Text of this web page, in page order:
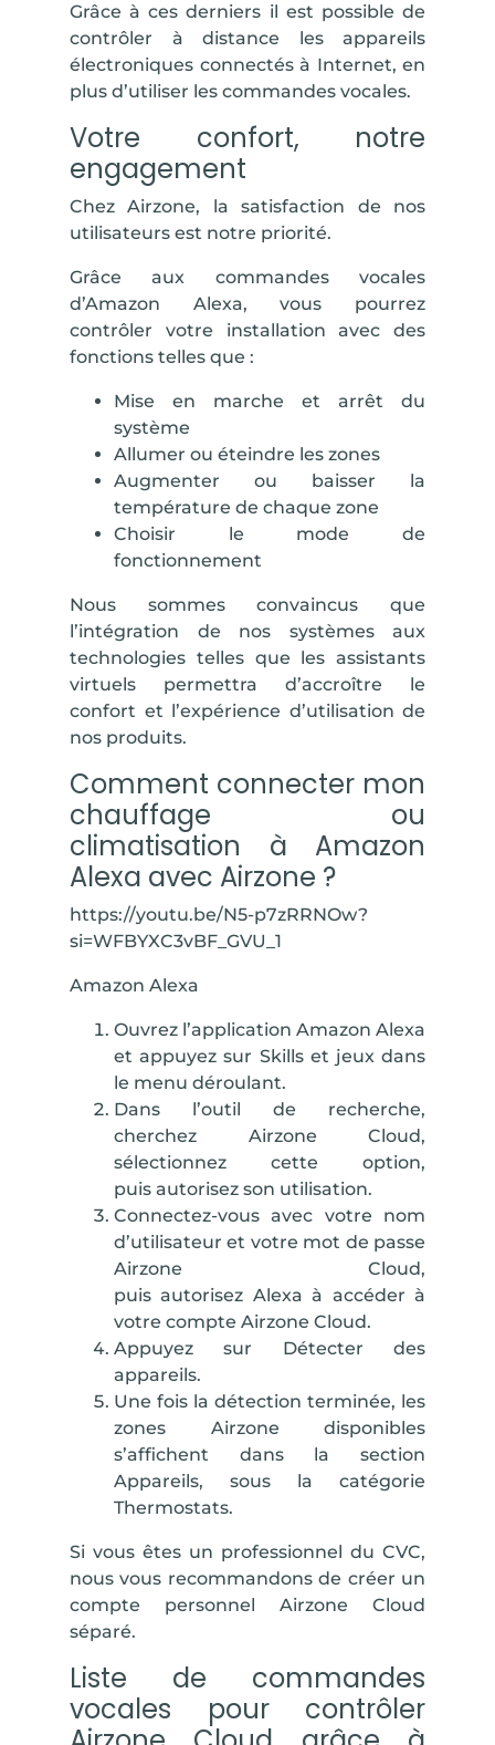
Grâce à ces derniers il est possible de
contrôler à distance les appareils
électroniques connectés à Internet, en
plus d’utiliser les commandes vocales.
Votre confort, notre
engagement
Chez Airzone, la satisfaction de nos
utilisateurs est notre priorité.
Grâce aux commandes vocales
d’Amazon Alexa, vous pourrez
contrôler votre installation avec des
fonctions telles que :
Mise en marche et arrêt du
système
Allumer ou éteindre les zones
Augmenter ou baisser la
température de chaque zone
Choisir le mode de
fonctionnement
Nous sommes convaincus que
l’intégration de nos systèmes aux
technologies telles que les assistants
virtuels permettra d’accroître le
confort et l’expérience d’utilisation de
nos produits.
Comment connecter mon
chauffage ou
climatisation à Amazon
Alexa avec Airzone ?
https://youtu.be/N5-p7zRRNOw?
si=WFBYXC3vBF_GVU_1
Amazon Alexa
Ouvrez l’application Amazon Alexa
et appuyez sur Skills et jeuxdans
le menu déroulant.
Dans l’outil de recherche,
cherchez Airzone Cloud,
sélectionnez cette option,
puis autorisez son utilisation.
Connectez-vous avec votre nom
d’utilisateur et votre mot de passe
Airzone Cloud,
puisautorisez Alexa à accéder à
votre compte Airzone Cloud.
Appuyez sur Détecter des
appareils.
Une fois la détection terminée, les
zones Airzone disponibles
s’affichent dans la section
Appareils, sous la catégorie
Thermostats.
Si vous êtes un professionnel du CVC,
nous vous recommandons de créer un
compte personnel Airzone Cloud
séparé.
Liste de commandes
vocales pour contrôler